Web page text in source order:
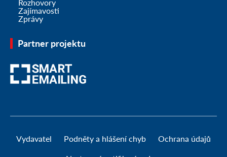
Rozhovory
Zajímavosti
Zprávy
Partner projektu
Vydavatel Podněty a hlášení chyb Ochrana údajů